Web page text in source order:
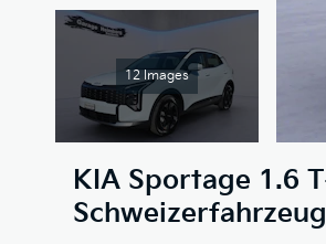
12 Images
KIA Sportage 1.6
Schweizerfahrzeug